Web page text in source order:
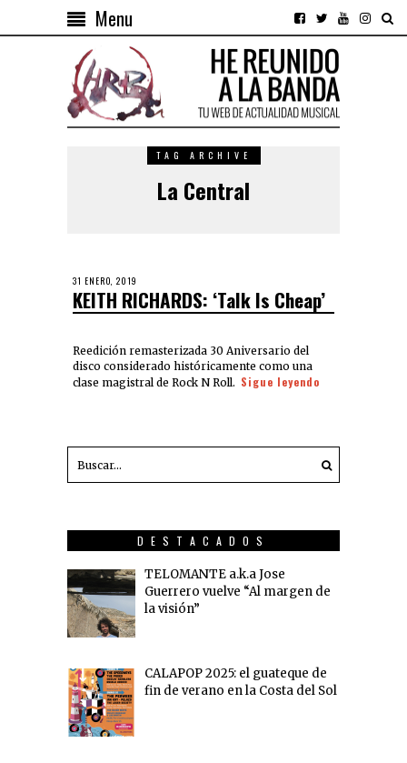
Menu
TAG ARCHIVE
La Central
31 ENERO, 2019
KEITH RICHARDS: ‘Talk Is Cheap’
Reedición remasterizada 30 Aniversario del
disco considerado históricamente como una
clase magistral de Rock N Roll. Sigue leyendo
DESTACADOS
TELOMANTE a.k.a Jose
Guerrero vuelve “Al margen de
la visión”
CALAPOP 2025: el guateque de
fin de verano en la Costa del Sol